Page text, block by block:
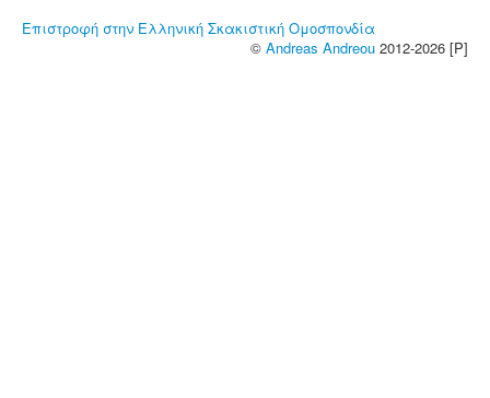
Επιστροφή στην Ελληνική Σκακιστική Ομοσπονδία
© Andreas Andreou 2012-2026 [P]